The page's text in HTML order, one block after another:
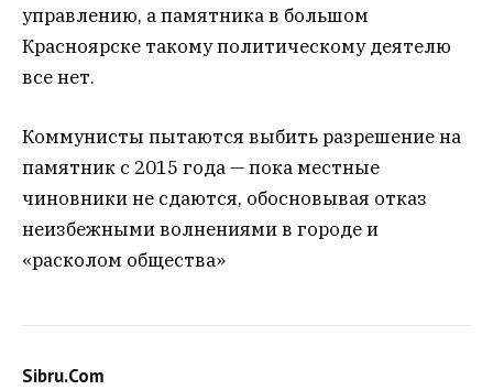
управлению, а памятника в большом
Красноярске такому политическому деятелю
все нет.
Коммунисты пытаются выбить разрешение на
памятник с 2015 года — пока местные
чиновники не сдаются, обосновывая отказ
неизбежными волнениями в городе и
«расколом общества»
Sibru.Com